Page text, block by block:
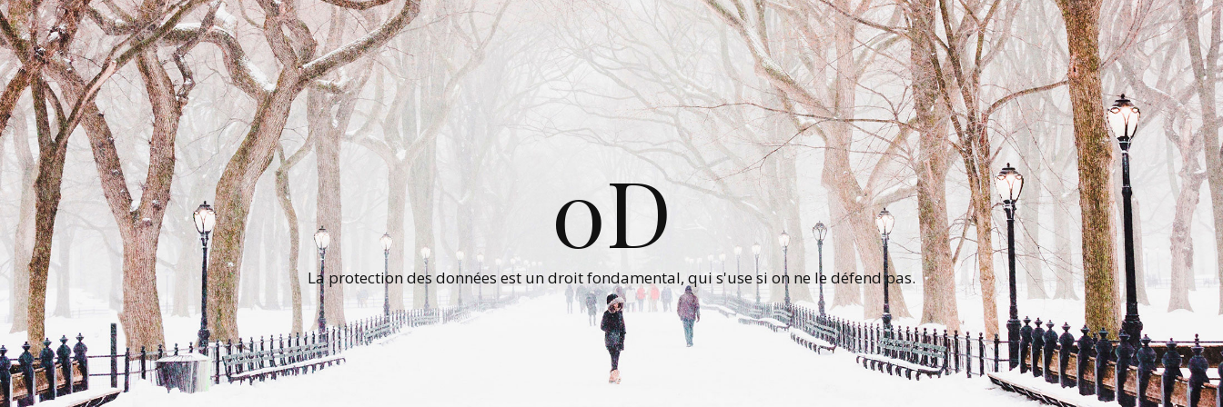
0D
La protection des données est un droit fondamental, qui s'use si on ne le défend pas.